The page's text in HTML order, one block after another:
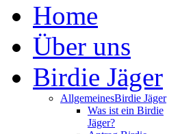
Home
Über uns
Birdie Jäger
AllgemeinesBirdie Jäger
Was ist ein Birdie
Jäger?